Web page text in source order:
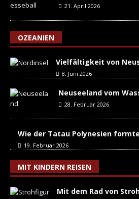
21. April 2026
OZEANIEN
Vielfältigkeit von
8. Juni 2026
Neuseeland vom
28. Februar 2026
Wie der Tatau Polynesien
19. Februar 2026
MIT KINDERN REISEN
Mit dem Rad von